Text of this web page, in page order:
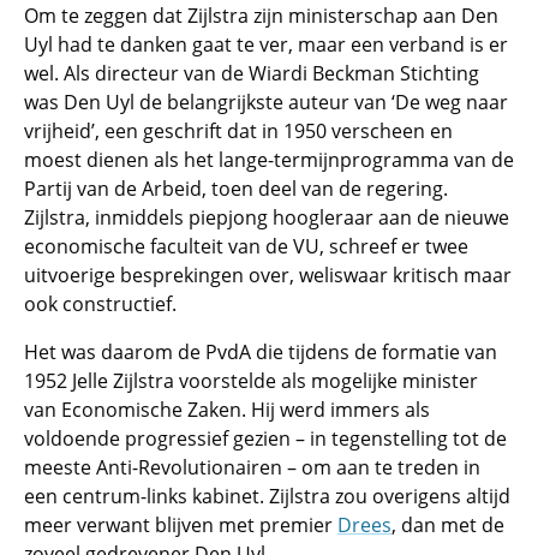
Om te zeggen dat Zijlstra zijn ministerschap aan Den
Uyl had te danken gaat te ver, maar een verband is er
wel. Als directeur van de Wiardi Beckman Stichting
was Den Uyl de belangrijkste auteur van ‘De weg naar
vrijheid’, een geschrift dat in 1950 verscheen en
moest dienen als het lange-termijnprogramma van de
Partij van de Arbeid, toen deel van de regering.
Zijlstra, inmiddels piepjong hoogleraar aan de nieuwe
economische faculteit van de VU, schreef er twee
uitvoerige besprekingen over, weliswaar kritisch maar
ook constructief.
Het was daarom de PvdA die tijdens de formatie van
1952 Jelle Zijlstra voorstelde als mogelijke minister
van Economische Zaken. Hij werd immers als
voldoende progressief gezien – in tegenstelling tot de
meeste Anti-Revolutionairen – om aan te treden in
een centrum-links kabinet. Zijlstra zou overigens altijd
meer verwant blijven met premier Drees, dan met de